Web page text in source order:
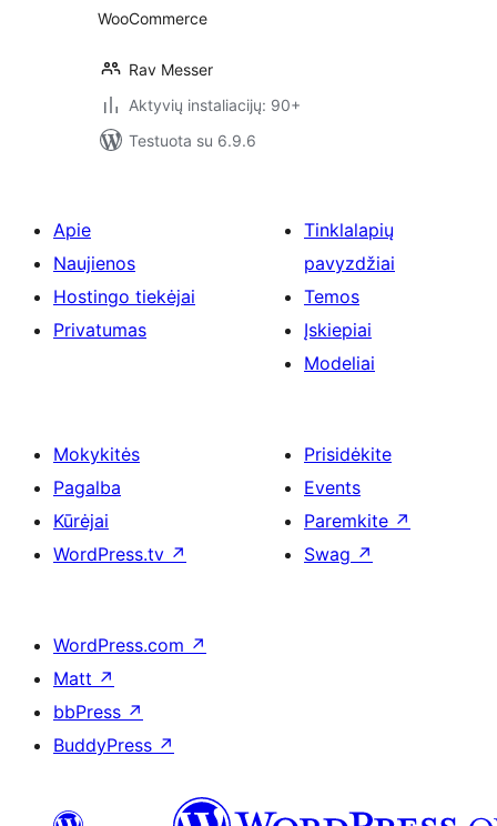
WooCommerce
Rav Messer
Aktyvių instaliacijų: 90+
Testuota su 6.9.6
Apie
Naujienos
Hostingo tiekėjai
Privatumas
Tinklalapių
pavyzdžiai
Temos
Įskiepiai
Modeliai
Mokykitės
Pagalba
Kūrėjai
WordPress.tv ↗
Prisidėkite
Events
Paremkite ↗
Swag ↗
WordPress.com ↗
Matt ↗
bbPress ↗
BuddyPress ↗